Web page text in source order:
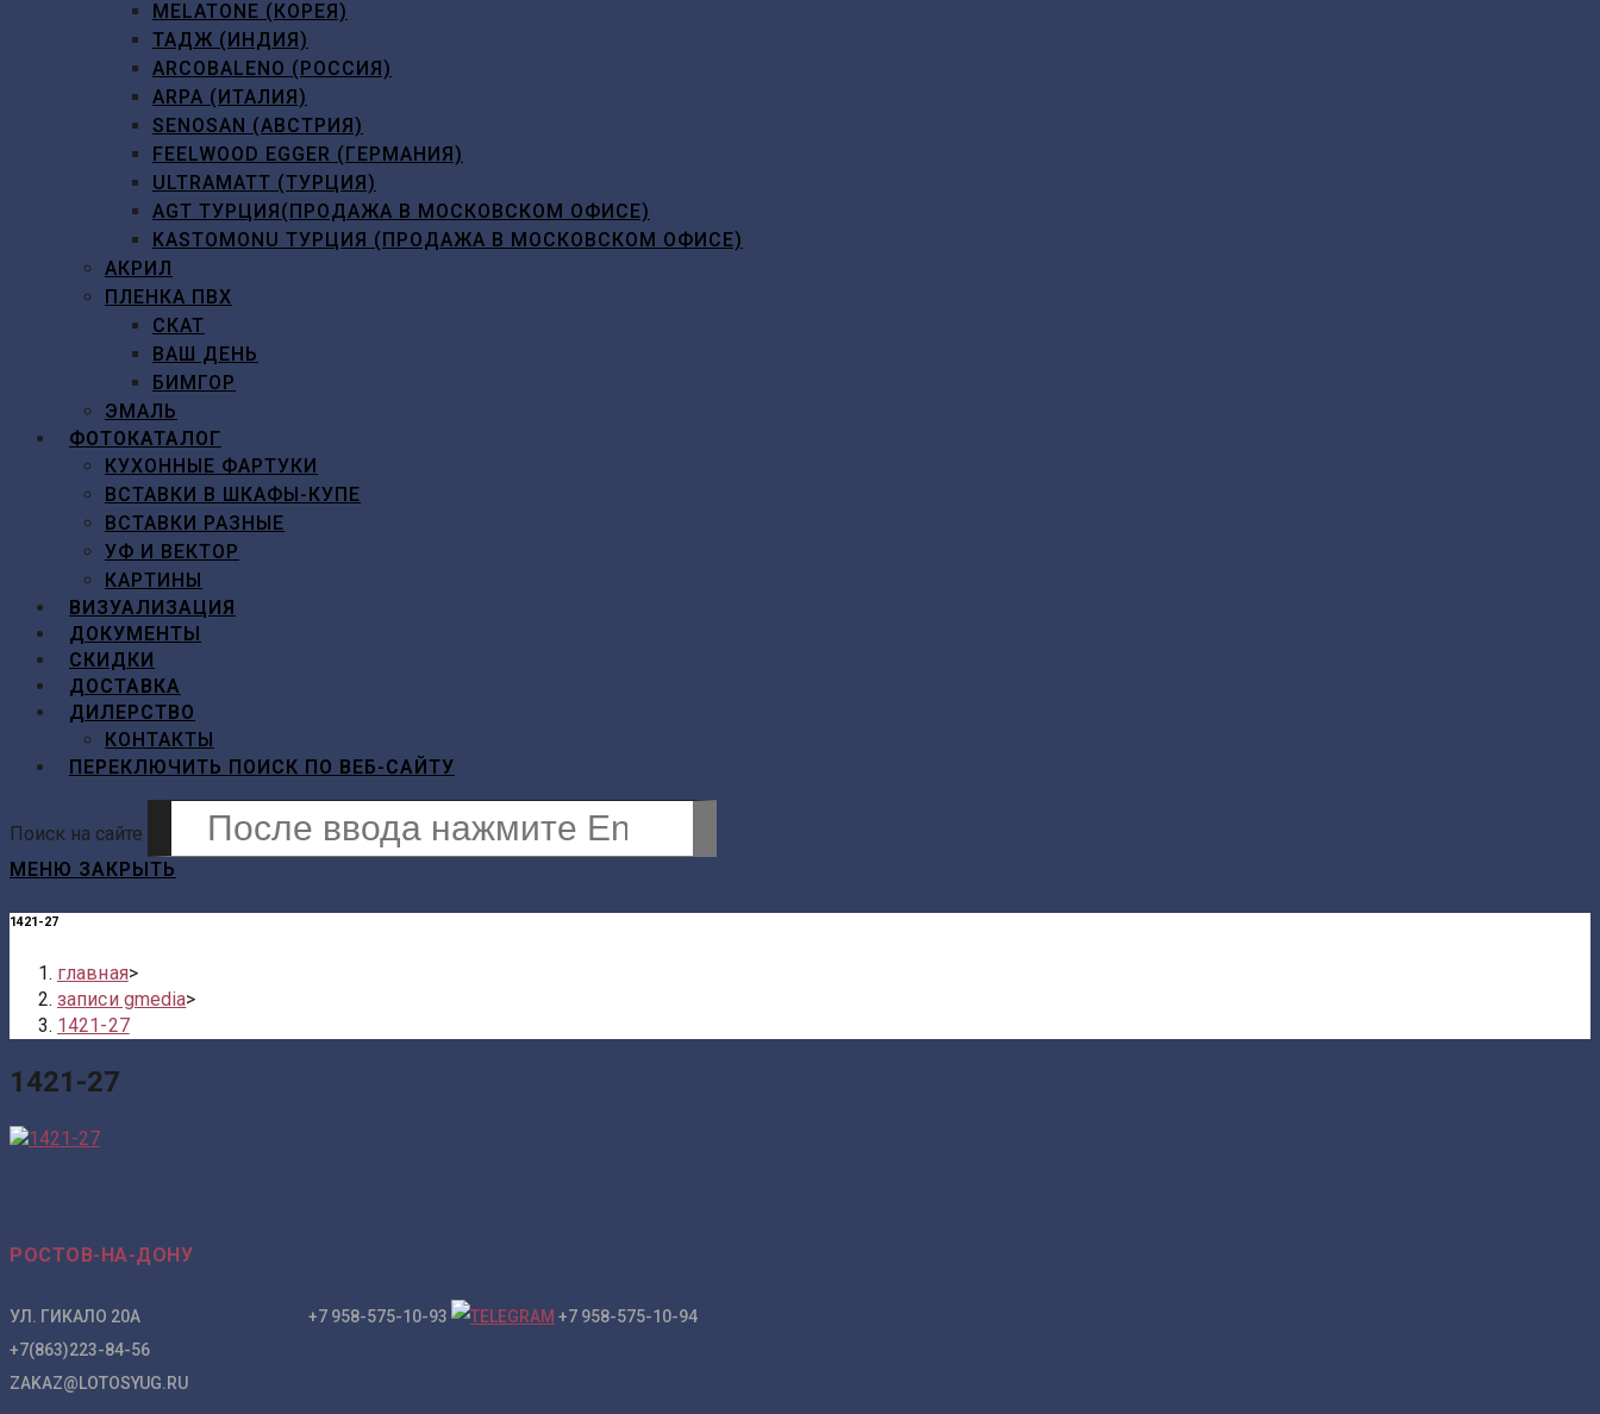
MELATONE (КОРЕЯ)
ТАДЖ (ИНДИЯ)
ARCOBALENO (РОССИЯ)
ARPA (ИТАЛИЯ)
SENOSAN (АВСТРИЯ)
FEELWOOD EGGER (ГЕРМАНИЯ)
ULTRAMATT (ТУРЦИЯ)
AGT ТУРЦИЯ(ПРОДАЖА В МОСКОВСКОМ ОФИСЕ)
KASTOMONU ТУРЦИЯ (ПРОДАЖА В МОСКОВСКОМ ОФИСЕ)
АКРИЛ
ПЛЕНКА ПВХ
СКАТ
ВАШ ДЕНЬ
БИМГОР
ЭМАЛЬ
ФОТОКАТАЛОГ
КУХОННЫЕ ФАРТУКИ
ВСТАВКИ В ШКАФЫ-КУПЕ
ВСТАВКИ РАЗНЫЕ
УФ И ВЕКТОР
КАРТИНЫ
ВИЗУАЛИЗАЦИЯ
ДОКУМЕНТЫ
СКИДКИ
ДОСТАВКА
ДИЛЕРСТВО
КОНТАКТЫ
ПЕРЕКЛЮЧИТЬ ПОИСК ПО ВЕБ-САЙТУ
Поиск на сайте
МЕНЮ ЗАКРЫТЬ
1421-27
главная>
записи gmedia>
1421-27
1421-27
РОСТОВ-НА-ДОНУ
УЛ. ГИКАЛО 20А +7 958-575-10-93
+7 958-575-10-94
+7(863)223-84-56
ZAKAZ@LOTOSYUG.RU